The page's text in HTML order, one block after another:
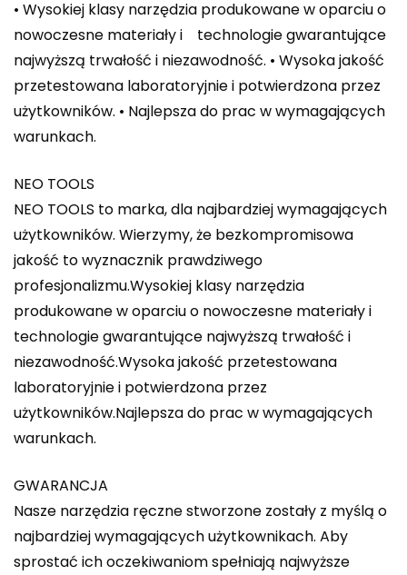
• Wysokiej klasy narzędzia produkowane w oparciu o
nowoczesne materiały i technologie gwarantujące
najwyższą trwałość i niezawodność. • Wysoka jakość
przetestowana laboratoryjnie i potwierdzona przez
użytkowników. • Najlepsza do prac w wymagających
warunkach.
NEO TOOLS
NEO TOOLS to marka, dla najbardziej wymagających
użytkowników. Wierzymy, że bezkompromisowa
jakość to wyznacznik prawdziwego
profesjonalizmu.Wysokiej klasy narzędzia
produkowane w oparciu o nowoczesne materiały i
technologie gwarantujące najwyższą trwałość i
niezawodność.Wysoka jakość przetestowana
laboratoryjnie i potwierdzona przez
użytkowników.Najlepsza do prac w wymagających
warunkach.
GWARANCJA
Nasze narzędzia ręczne stworzone zostały z myślą o
najbardziej wymagających użytkownikach. Aby
sprostać ich oczekiwaniom spełniają najwyższe